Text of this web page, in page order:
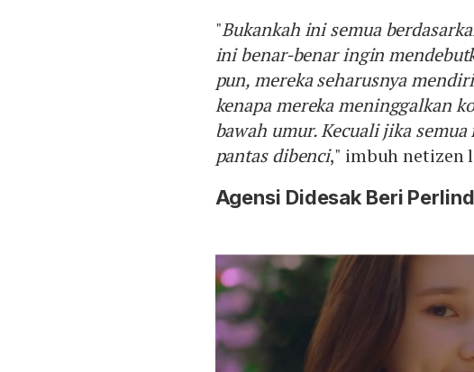
"Bukankah ini semua
ini benar-benar ingin
pun, mereka seharusnya
kenapa mereka meninggalkan
bawah umur. Kecuali jika
pantas dibenci," imbuh netizen
Agensi Didesak Beri